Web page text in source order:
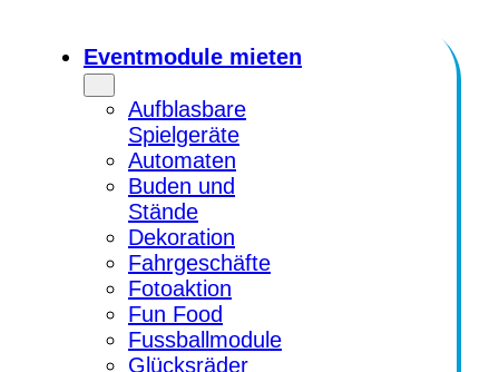
Eventmodule mieten
Aufblasbare
Spielgeräte
Automaten
Buden und
Stände
Dekoration
Fahrgeschäfte
Fotoaktion
Fun Food
Fussballmodule
Glücksräder